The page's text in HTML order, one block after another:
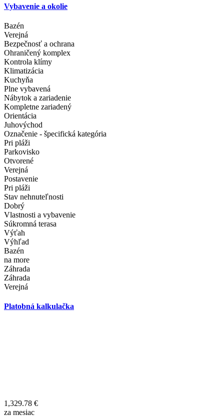
Vybavenie a okolie
Bazén
Verejná
Bezpečnosť a ochrana
Ohraničený komplex
Kontrola klímy
Klimatizácia
Kuchyňa
Plne vybavená
Nábytok a zariadenie
Kompletne zariadený
Orientácia
Juhovýchod
Označenie - špecifická kategória
Pri pláži
Parkovisko
Otvorené
Verejná
Postavenie
Pri pláži
Stav nehnuteľnosti
Dobrý
Vlastnosti a vybavenie
Súkromná terasa
Výťah
Výhľad
Bazén
na more
Záhrada
Záhrada
Verejná
Platobná kalkulačka
1,329.78 €
za mesiac